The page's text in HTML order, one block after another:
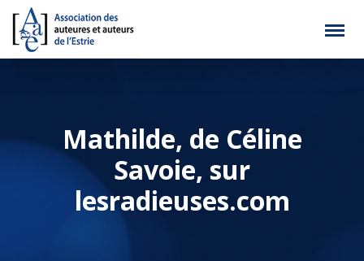
Mathilde, de Céline
Savoie, sur
lesradieuses.com